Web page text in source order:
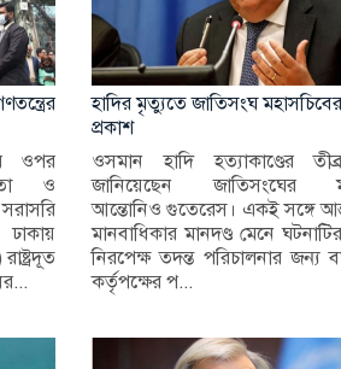
ওপর
ও
হাদির মৃত্যুতে জাতিসংঘ
প্রকাশ
ওসমান হাদি হত্যাকাণ্ডের
জানিয়েছেন জাতিসংঘের
আন্তোনিও গুতেরেস। একই সঙ্গে
মানবাধিকার মানদণ্ড মেনে
নিরপেক্ষ তদন্ত পরিচালনার জন্য
কর্তৃপক্ষের প...